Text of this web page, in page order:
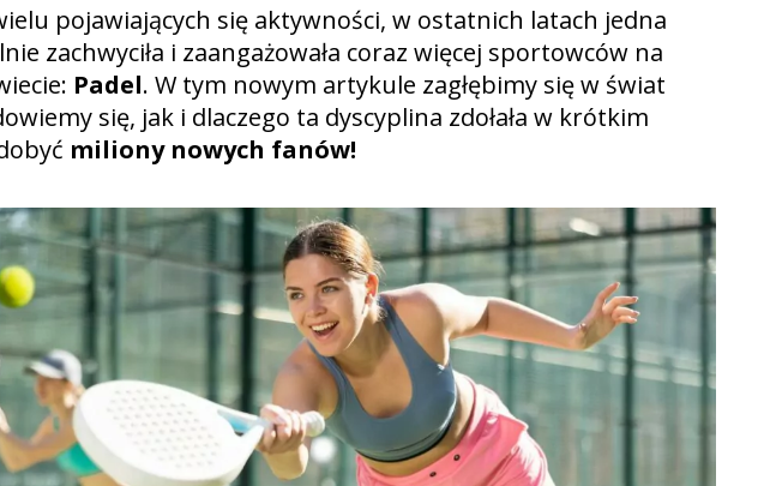
pojawiających się aktywności, w ostatnich latach jedna
zachwyciła i zaangażowała coraz więcej sportowców na
Padel. W tym nowym artykule zagłębimy się w świat
się, jak i dlaczego ta dyscyplina zdołała w krótkim
miliony nowych fanów!